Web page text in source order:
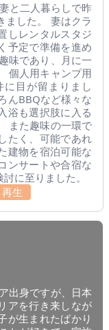
と二人暮らしで昨
ました。 妻はクラ
しレンタルスタジ
予定で準備を進め
味であり、月に一
個人用キャンプ用
目が留まりまし
んBBQなど様々な
浴も選択肢に入る
また趣味の一環で
たく、可能であれ
建物を宿泊可能な
ンサートや合宿な
に至りました。
再生
出身ですが、日本
アを行き来しなが
が生まれたばかり